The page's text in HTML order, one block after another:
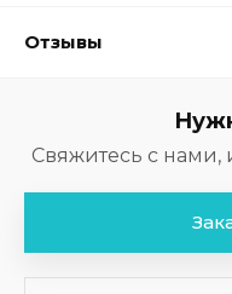
Отзывы
Свяжитесь с нами,